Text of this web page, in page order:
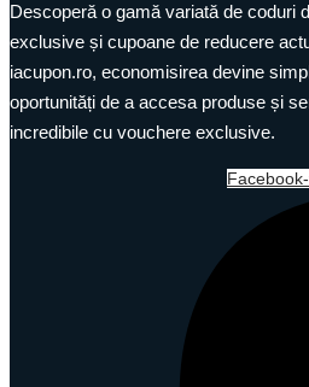
Descoperă o gamă variată de coduri
exclusive și cupoane de reducere
iacupon.ro, economisirea devine
oportunități de a accesa produse și
incredibile cu vouchere exclusive.